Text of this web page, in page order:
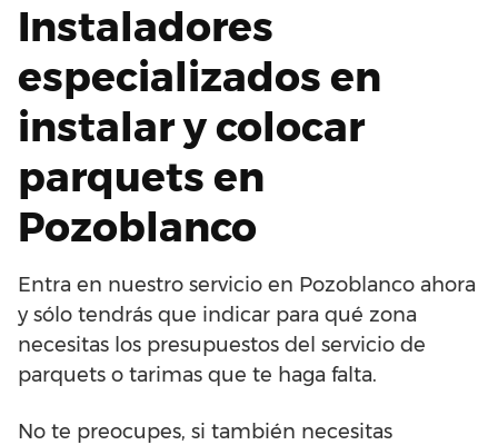
Instaladores
especializados en
instalar y colocar
parquets en
Pozoblanco
Entra en nuestro servicio en Pozoblanco ahora
y sólo tendrás que indicar para qué zona
necesitas los presupuestos del servicio de
parquets o tarimas que te haga falta.
No te preocupes, si también necesitas